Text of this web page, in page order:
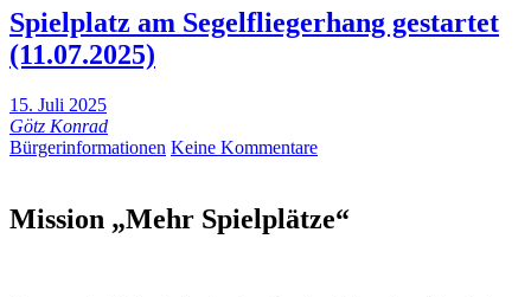
Spielplatz am Segelfliegerhang gestartet
(11.07.2025)
15. Juli 2025
Götz Konrad
Bürgerinformationen Keine Kommentare
Mission „Mehr Spielplätze“